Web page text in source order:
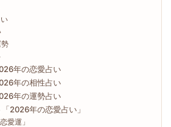
年の恋愛占い
年の相性占い
年の運勢占い
2026年の恋愛占い」
愛運」